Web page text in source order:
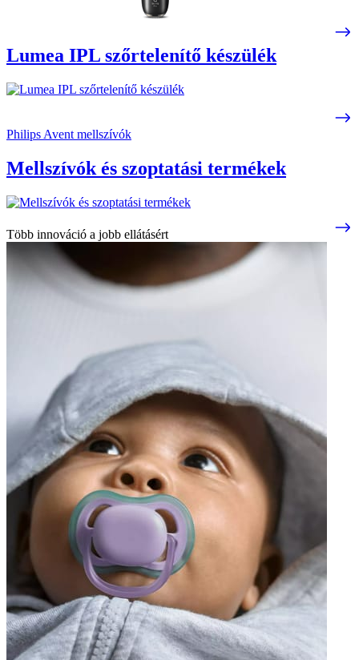
Lumea IPL szőrtelenítő készülék
Philips Avent mellszívók
Mellszívók és szoptatási termékek
Több innováció a jobb ellátásért